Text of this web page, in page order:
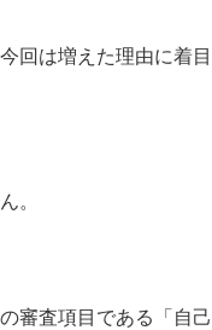
回は増えた理由に着
。
審査項目である「自